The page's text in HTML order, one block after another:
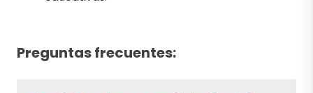
Preguntas frecuentes: